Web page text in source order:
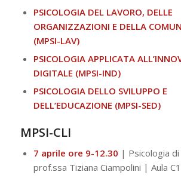
PSICOLOGIA DEL LAVORO, DELLE
ORGANIZZAZIONI E DELLA
(MPSI-LAV)
PSICOLOGIA APPLICATA
DIGITALE (MPSI-IND)
PSICOLOGIA DELLO SVILUPPO E
DELL’EDUCAZIONE (MPSI-SED)
MPSI-CLI
7 aprile ore 9-12.30 | Psicologia
prof.ssa Tiziana Ciampolini | Aula